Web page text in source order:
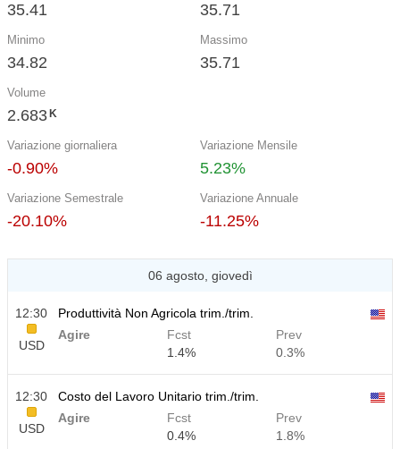
35.41 35.71
Minimo
34.82
Massimo
35.71
Volume
2.683 K
Variazione giornaliera
-0.90%
Variazione Mensile
5.23%
Variazione Semestrale
-20.10%
Variazione Annuale
-11.25%
06 agosto, giovedì
12:30
USD
Produttività Non Agricola trim./trim.
Agire
Fcst
1.4%
Prev
0.3%
12:30
USD
Costo del Lavoro Unitario trim./trim.
Agire
Fcst
0.4%
Prev
1.8%